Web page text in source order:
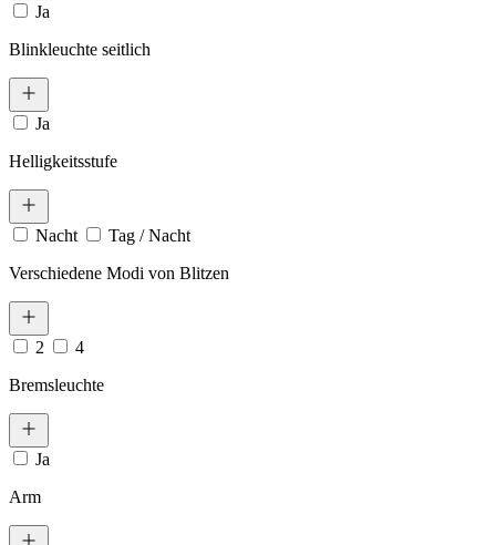
Ja
Blinkleuchte seitlich
Ja
Helligkeitsstufe
Nacht
Tag / Nacht
Verschiedene Modi von Blitzen
2
4
Bremsleuchte
Ja
Arm